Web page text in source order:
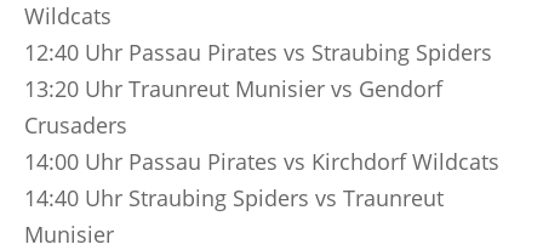
Wildcats
12:40 Uhr Passau Pirates vs Straubing Spiders
13:20 Uhr Traunreut Munisier vs Gendorf
Crusaders
14:00 Uhr Passau Pirates vs Kirchdorf Wildcats
14:40 Uhr Straubing Spiders vs Traunreut
Munisier